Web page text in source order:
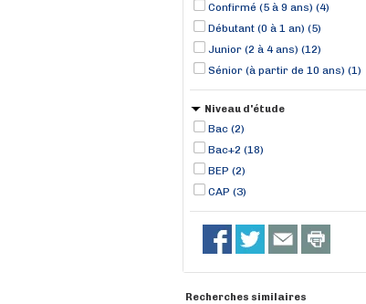
Confirmé (5 à 9 ans) (4)
Débutant (0 à 1 an) (5)
Junior (2 à 4 ans) (12)
Sénior (à partir de 10 ans) (1)
Niveau d'étude
Bac (2)
Bac+2 (18)
BEP (2)
CAP (3)
Recherches similaires